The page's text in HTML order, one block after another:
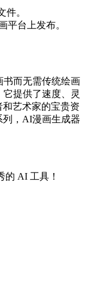
件。
平台上发布。
书而无需传统绘画
提供了速度、灵
艺术家的宝贵资
列，AI漫画生成器
的 AI 工具！